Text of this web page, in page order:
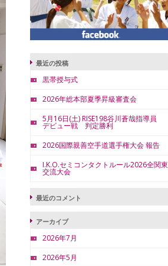
最近の投稿
黒帯授与式
2026年総本部夏季昇級審査会
5月16日(土) RISE198谷川蒼哉指導員
デビュー戦 判定勝利
2026国際親善空手道選手権大会 報告
I.K.O.セミコンタクトルール2026全関東
交流大会
最近のコメント
アーカイブ
2026年7月
2026年5月